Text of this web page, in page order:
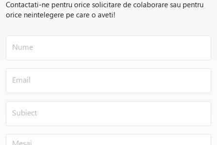
Contactati-ne pentru orice solicitare de colaborare sau pentru
orice neintelegere pe care o aveti!